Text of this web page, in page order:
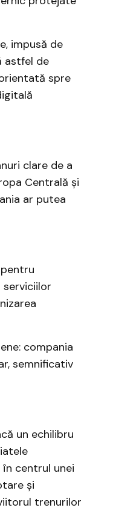
impusă de
astfel de
spre
clare de a
Centrală și
ar putea
compania
semnificativ
un echilibru
centrul unei
și
trenurilor